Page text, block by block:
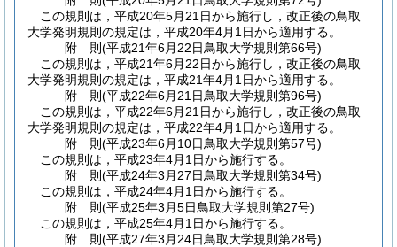
この規則は，平成20年5月21日から施行し，改正後の鳥取
大学発明規則の規定は，平成20年4月1日から適用する。
附 則(平成21年6月22日鳥取大学規則第66号)
この規則は，平成21年6月22日から施行し，改正後の鳥取
大学発明規則の規定は，平成21年4月1日から適用する。
附 則(平成22年6月21日鳥取大学規則第96号)
この規則は，平成22年6月21日から施行し，改正後の鳥取
大学発明規則の規定は，平成22年4月1日から適用する。
附 則(平成23年6月10日鳥取大学規則第57号)
この規則は，平成23年4月1日から施行する。
附 則(平成24年3月27日鳥取大学規則第34号)
この規則は，平成24年4月1日から施行する。
附 則(平成25年3月5日鳥取大学規則第27号)
この規則は，平成25年4月1日から施行する。
附 則(平成27年3月24日鳥取大学規則第28号)